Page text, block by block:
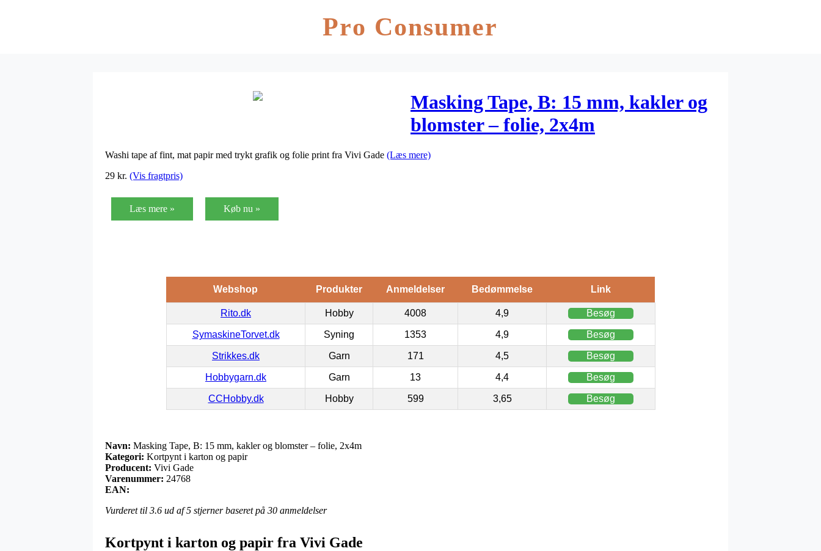
Pro Consumer
Masking Tape, B: 15 mm, kakler og
blomster – folie, 2x4m
Washi tape af fint, mat papir med trykt grafik og folie print fra Vivi Gade (Læs mere)
29 kr. (Vis fragtpris)
Læs mere » Køb nu »
Webshop Produkter Anmeldelser Bedømmelse Link
Rito.dk Hobby 4008 4,9 Besøg
SymaskineTorvet.dk Syning 1353 4,9 Besøg
Strikkes.dk Garn 171 4,5 Besøg
Hobbygarn.dk Garn 13 4,4 Besøg
CCHobby.dk Hobby 599 3,65 Besøg
Navn: Masking Tape, B: 15 mm, kakler og blomster – folie, 2x4m
Kategori: Kortpynt i karton og papir
Producent: Vivi Gade
Varenummer: 24768
EAN:
Vurderet til 3.6 ud af 5 stjerner baseret på 30 anmeldelser
Kortpynt i karton og papir fra Vivi Gade